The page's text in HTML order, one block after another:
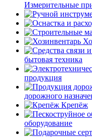
Измерительные
бытовая техника
продукция
дорожного
Крепёж
оборудование